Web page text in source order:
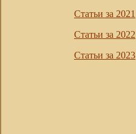
Статьи за 2021
Статьи за 2022
Статьи за 2023